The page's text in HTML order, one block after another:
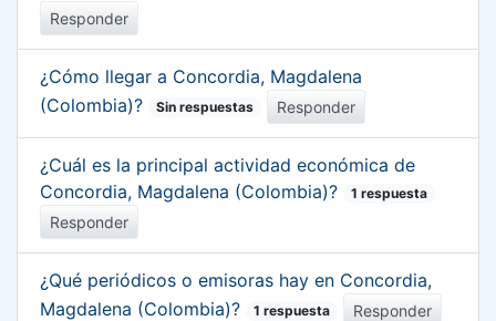
Responder
¿Cómo llegar a Concordia, Magdalena
(Colombia)?
Sin respuestas Responder
¿Cuál es la principal actividad económica de
Concordia, Magdalena (Colombia)?
1 respuesta
Responder
¿Qué periódicos o emisoras hay en Concordia,
Magdalena (Colombia)?
1 respuesta Responder